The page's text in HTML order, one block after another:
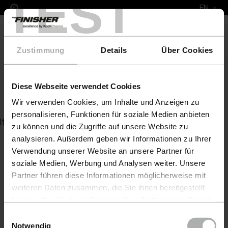
TEST
Zustimmung Details Über Cookies
Diese Webseite verwendet Cookies
Wir verwenden Cookies, um Inhalte und Anzeigen zu
personalisieren, Funktionen für soziale Medien anbieten
zu können und die Zugriffe auf unsere Website zu
analysieren. Außerdem geben wir Informationen zu Ihrer
Verwendung unserer Website an unsere Partner für
soziale Medien, Werbung und Analysen weiter. Unsere
Partner führen diese Informationen möglicherweise mit
weiteren Daten zusammen, die Sie ihnen bereitgestellt
Einstellungen zu den Cookies finden Sie unter
Notwendig
EN
Heavy Cut H8.02
Item not found